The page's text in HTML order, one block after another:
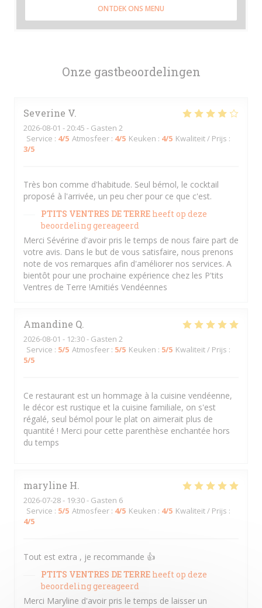
Onze gastbeoordelingen
Severine V
2026-08-01 - 20:45 - Gasten 2
Service : 4/5 Atmosfeer : 4/5 Keuken : 4/5 Kwaliteit / Prijs :
3/5
Très bon comme d'habitude. Seul bémol, le cocktail
proposé à l'arrivée, un peu cher pour ce que c'est.
PTITS VENTRES DE TERRE heeft op deze
beoordeling gereageerd
Merci Sévérine d'avoir pris le temps de nous faire part de
votre avis. Dans le but de vous satisfaire, nous prenons
note de vos remarques afin d'améliorer nos services. A
bientôt pour une prochaine expérience chez les P'tits
Ventres de Terre !Amitiés Vendéennes
Amandine Q
2026-08-01 - 12:30 - Gasten 2
Service : 5/5 Atmosfeer : 5/5 Keuken : 5/5 Kwaliteit / Prijs :
5/5
Ce restaurant est un hommage à la cuisine vendéenne,
le décor est rustique et la cuisine familiale, on s'est
régalé, seul bémol pour le plat on aimerait plus de
quantité ! Merci pour cette parenthèse enchantée hors
du temps
maryline H
2026-07-28- 19:30 - Gasten 6
Service : 5/5 Atmosfeer : 4/5 Keuken : 4/5 Kwaliteit / Prijs :
4/5
Tout est extra , je recommande 👍
PTITS VENTRES DE TERRE heeft op deze
beoordeling gereageerd
Merci Maryline d'avoir pris le temps de laisser un
ONTDEK ONS MENU